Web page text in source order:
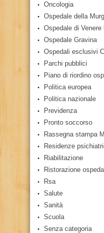
Oncologia
Ospedale della
Ospedale di Venere
Ospedale Gravina
Ospedali esclusivi
Parchi pubblici
Piano di riordino
Politica europea
Politica nazionale
Previdenza
Pronto soccorso
Rassegna stampa
Residenze
Riabilitazione
Ristorazione
Rsa
Salute
Sanità
Scuola
Senza categoria